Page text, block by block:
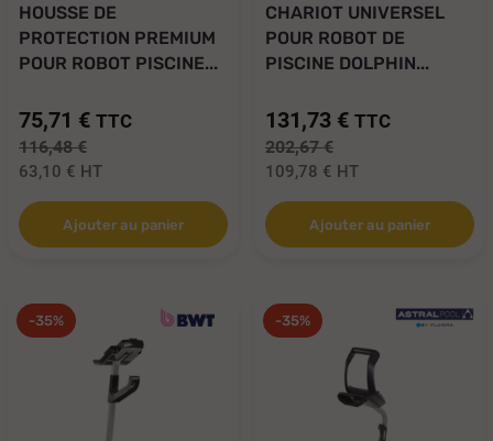
HOUSSE DE
PROTECTION PREMIUM
POUR ROBOT PISCINE...
75,71 € TTC
116,48 €
63,10 € HT
Ajouter au panier
CHARIOT UNIVERSEL
POUR ROBOT DE
PISCINE DOLPHIN...
131,73 € TTC
202,67 €
109,78 € HT
Ajouter au panier
-35% -35%